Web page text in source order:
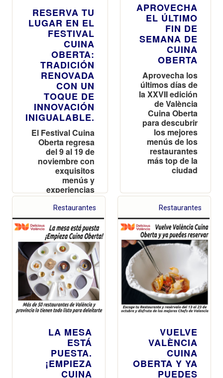
RESERVA TU
LUGAR EN EL
FESTIVAL
CUINA
OBERTA:
TRADICIÓN
RENOVADA
CON UN
TOQUE DE
INNOVACIÓN
INIGUALABLE.
El Festival Cuina
Oberta regresa
del 9 al 19 de
noviembre con
exquisitos
menús y
experiencias
innovadoras.
¡No te lo pierdas!
APROVECHA
EL ÚLTIMO
FIN DE
SEMANA DE
CUINA
OBERTA
Aprovecha los
últimos días de
la XXVII edición
de València
Cuina Oberta
para descubrir
los mejores
menús de los
restaurantes
más top de la
ciudad
Restaurantes
LA MESA
ESTÁ
PUESTA.
¡EMPIEZA
CUINA
Restaurantes
VUELVE
VALÈNCIA
CUINA
OBERTA Y YA
PUEDES